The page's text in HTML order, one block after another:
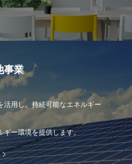
事業
活用し、持続可能なエネルギー
ギー環境を提供します。